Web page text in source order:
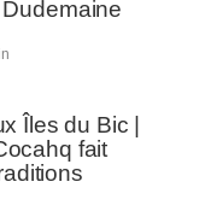
Îles du Bic |
fait